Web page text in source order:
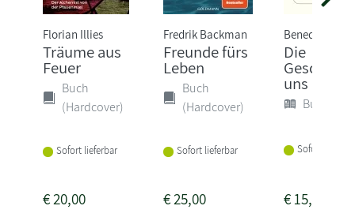
Florian Illies
Träume aus
Feuer
Buch
(Hardcover)
Sofort lieferbar
€20,00
Fredrik Backman
Freunde fürs
Leben
Buch
(Hardcover)
Sofort lieferbar
€25,00
Benedict Wells
Die
uns
Buch
Sofort
€15,00